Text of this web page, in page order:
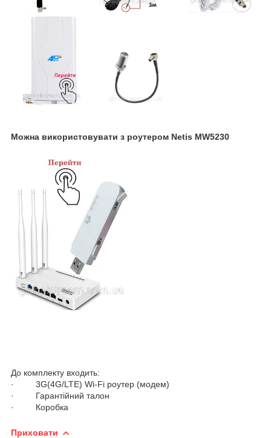
Можна використовувати з роутером Netis MW5230
До комплекту входить:
· 3G(4G/LTE) Wi-Fi роутер (модем)
· Гарантійний талон
· Коробка
Приховати